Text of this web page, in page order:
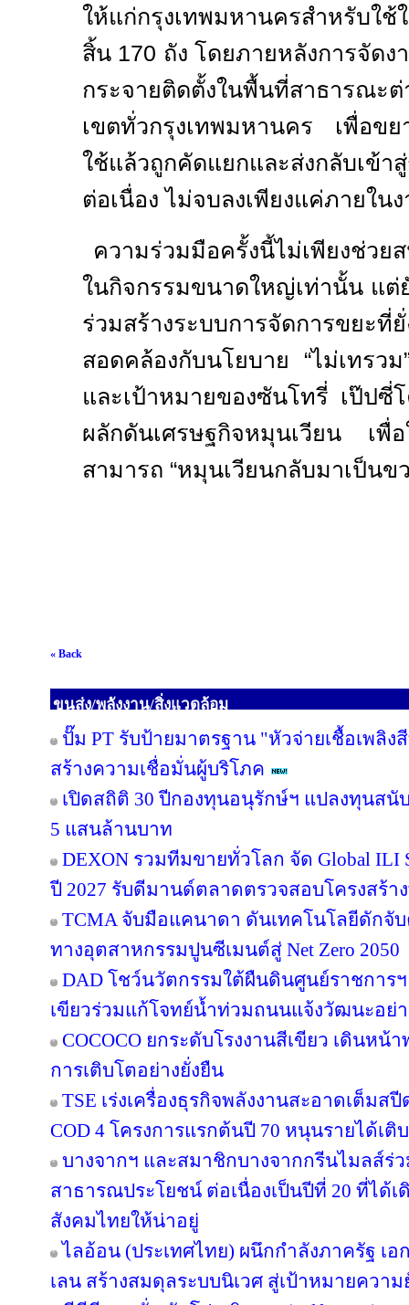
ให้แก่กรุงเทพมหานครสำหรับใ
สิ้น 170 ถัง โดยภายหลังการจัดง
กระจายติดตั้งในพื้นที่สาธาร
เขตทั่วกรุงเทพมหานคร เพื่อข
ใช้แล้วถูกคัดแยกและส่งกลับเข้า
ต่อเนื่อง ไม่จบลงเพียงแค่ภายใน
ความร่วมมือครั้งนี้ไม่เพียงช่วย
ในกิจกรรมขนาดใหญ่เท่านั้น แต่
ร่วมสร้างระบบการจัดการขยะที่
สอดคล้องกับนโยบาย “ไม่เทรว
และเป้าหมายของซันโทรี่ เป๊ปซี่
ผลักดันเศรษฐกิจหมุนเวียน เ
สามารถ “หมุนเวียนกลับมาเป็น
« Back
ขนส่ง/พลังงาน/สิ่งแวดล้อม
ปั๊ม PT รับป้ายมาตรฐาน "หัวจ่ายเชื้อเพลิง
สร้างความเชื่อมั่นผู้บริโภค
เปิดสถิติ 30 ปีกองทุนอนุรักษ์ฯ แปลงทุนส
5 แสนล้านบาท
DEXON รวมทีมขายทั่วโลก จัด Global ILI
ปี 2027 รับดีมานด์ตลาดตรวจสอบโครงสร้
TCMA จับมือแคนาดา ดันเทคโนโลยีดักจั
ทางอุตสาหกรรมปูนซีเมนต์สู่ Net Zero 2050
DAD โชว์นวัตกรรมใต้ผืนดินศูนย์ราชการ
เขียวร่วมแก้โจทย์น้ำท่วมถนนแจ้งวัฒนะอย่า
COCOCO ยกระดับโรงงานสีเขียว เดินห
การเติบโตอย่างยั่งยืน
TSE เร่งเครื่องธุรกิจพลังงานสะอาดเต็มส
COD 4 โครงการแรกต้นปี 70 หนุนรายได้เติ
บางจากฯ และสมาชิกบางจากกรีนไมลส์ร่
สาธารณประโยชน์ ต่อเนื่องเป็นปีที่ 20 ที่ได้เ
สังคมไทยให้น่าอยู่
ไลอ้อน (ประเทศไทย) ผนึกกำลังภาครัฐ
เลน สร้างสมดุลระบบนิเวศ สู่เป้าหมายความ